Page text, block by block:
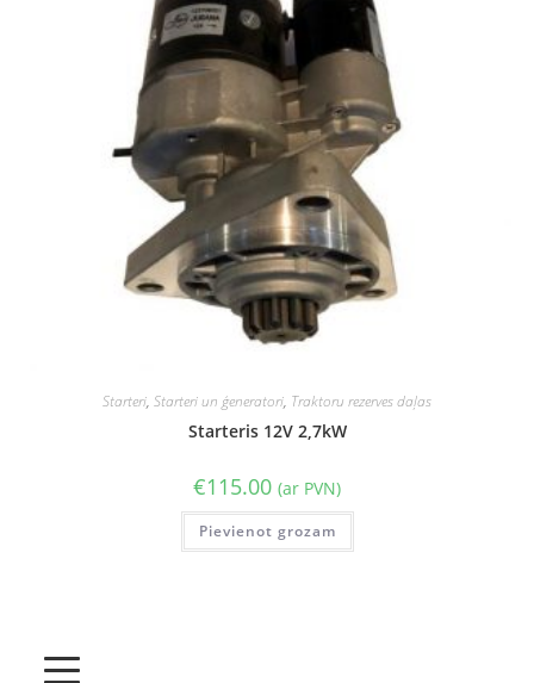
Starteri, Starteri un ģeneratori, Traktoru rezerves daļas
Starteris 12V 2,7kW
€115.00 (ar PVN)
Pievienot grozam